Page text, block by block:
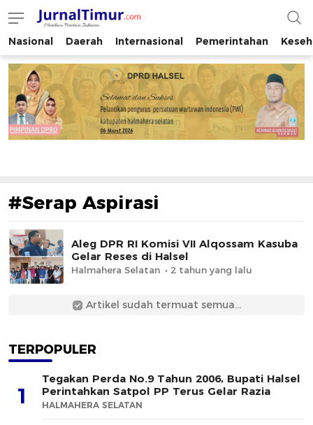
JurnalTimur.com
Membaca Peristiwa Indonesia
Nasional Daerah Internasional Pemerintahan
#Serap Aspirasi
Aleg DPR RI Komisi VII Alqossam Kasuba
Gelar Reses di Halsel
Halmahera Selatan 2 tahun yang lalu
Artikel sudah termuat semua...
TERPOPULER
1
Tegakan Perda No.9 Tahun 2006, Bupati Halsel
Perintahkan Satpol PP Terus Gelar Razia
HALMAHERA SELATAN